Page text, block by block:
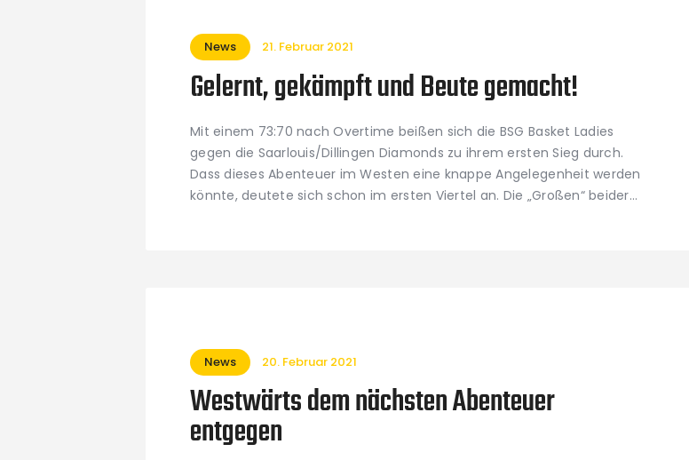
News 21. Februar 2021
Gelernt, gekämpft und Beute gemacht!
Mit einem 73:70 nach Overtime beißen sich die BSG Basket Ladies
gegen die Saarlouis/Dillingen Diamonds zu ihrem ersten Sieg durch.
Dass dieses Abenteuer im Westen eine knappe Angelegenheit werden
könnte, deutete sich schon im ersten Viertel an. Die „Großen“ beider…
News 20. Februar 2021
Westwärts dem nächsten Abenteuer
entgegen